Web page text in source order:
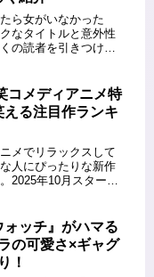
ら女がいなかった
なタイトルと意外性
の読者を引きつけて
では、『合コンに行
った話』のネタバレ
コメディアニメ特
る注目作ランキ
メでリラックスして
人にぴったりな新作
2025年10月スタート
すすめの、今期注目の
ランキング形式...
ォッチ』がハマる
の可愛さ×ギャグ
！